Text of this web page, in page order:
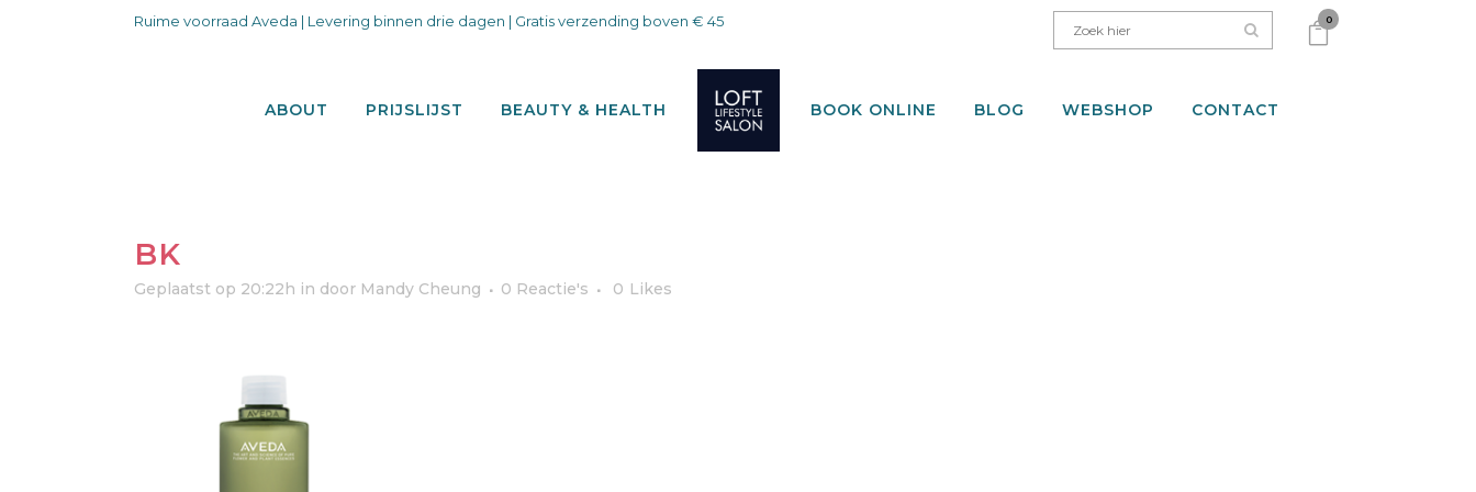
Ruime voorraad Aveda | Levering binnen drie dagen | Gratis verzending boven € 45 0
ABOUT PRIJSLIJST BEAUTY & HEALTH BOOK ONLINE BLOG WEBSHOP CONTACT
BK
Geplaatst op 20:22h in door Mandy Cheung 0 Reactie's 0 Likes